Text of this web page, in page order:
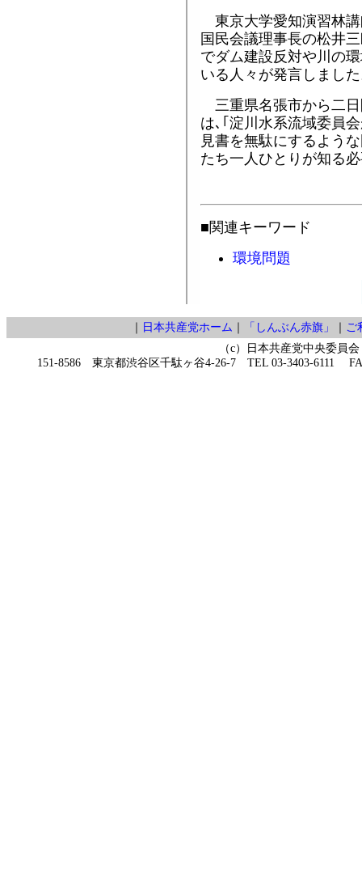
東京大学愛知演習林
国民会議理事長の松井
でダム建設反対や川の
いる人々が発言しまし
三重県名張市から二
は､｢淀川水系流域委員
見書を無駄にするよう
たち一人ひとりが知る
■関連キーワード
環境問題
日本共産党ホーム 「しんぶん赤旗」
ご
（c）日本共産党中央委員会
151-8586 東京都渋谷区千駄ヶ谷4-26-7 TEL 03-3403-6111